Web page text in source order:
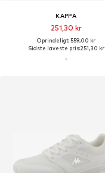
KAPPA
251,30 kr
Oprindeligt: 559,00 kr
Sidste laveste pris:251,30 kr